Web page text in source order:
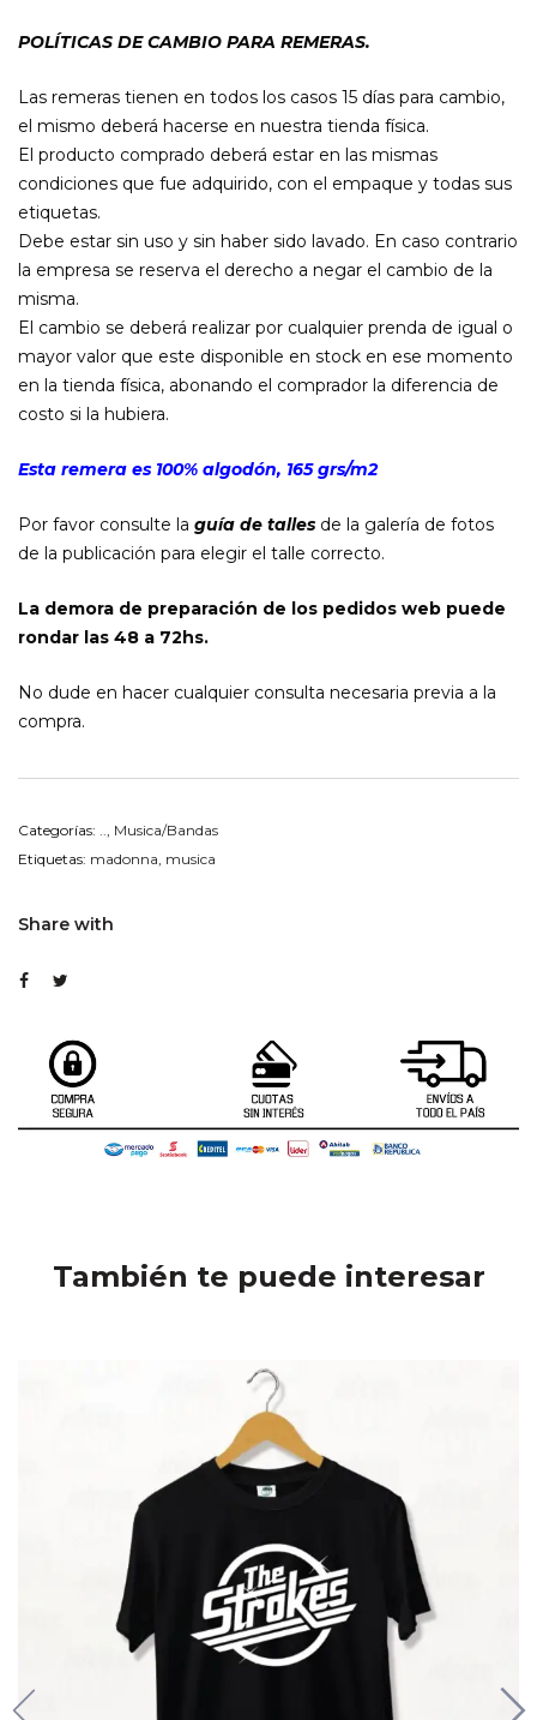
POLÍTICAS DE CAMBIO PARA REMERAS.
Las remeras tienen en todos los casos 15 días para cambio,
el mismo deberá hacerse en nuestra tienda física.
El producto comprado deberá estar en las mismas
condiciones que fue adquirido, con el empaque y todas sus
etiquetas.
Debe estar sin uso y sin haber sido lavado. En caso contrario
la empresa se reserva el derecho a negar el cambio de la
misma.
El cambio se deberá realizar por cualquier prenda de igual o
mayor valor que este disponible en stock en ese momento
en la tienda física, abonando el comprador la diferencia de
costo si la hubiera.
Esta remera es 100% algodón, 165 grs/m2
Por favor consulte la guía de talles de la galería de fotos
de la publicación para elegir el talle correcto.
La demora de preparación de los pedidos web puede
rondar las 48 a 72hs.
No dude en hacer cualquier consulta necesaria previa a la
compra.
Categorías: .., Musica/Bandas
Etiquetas: madonna, musica
Share with
También te puede interesar